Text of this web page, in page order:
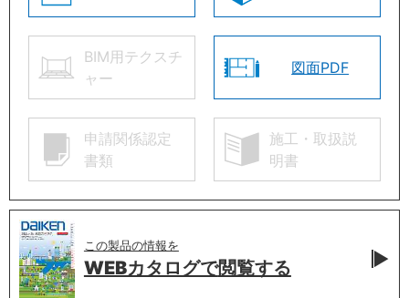
BIM用テクスチ
ャー
図面PDF
申請関係認定
書類
施工・取扱説
明書
この製品の情報を
WEBカタログで閲覧する